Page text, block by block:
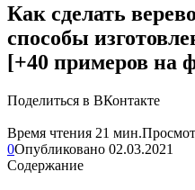
Как сделать
способы
[+40 примеров на
Поделиться в ВКонтакте
Время чтения 21 мин.
0Опубликовано 02.03.2021
Содержание